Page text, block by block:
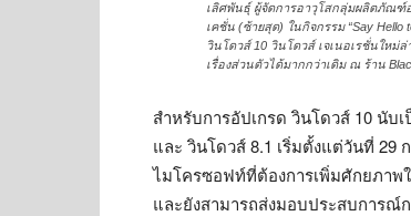
เลิศพันธุ์ ผู้จัดการอาวุโสกลุ่มผลิตภัณ
เคชั่น (ซ้ายสุด) ในกิจกรรม “Say
วินโดวส์ 10 วินโดวส์ เจเนอเรชั่นใหม่
เรื่องส่วนตัวได้มากกว่าเดิม ณ ร้าน
สำหรับการอัปเกรด วินโดวส์ 10 นับ
และ วินโดวส์ 8.1 เริ่มตั้งแต่วันที่ 29
ไมโครซอฟท์ที่ต้องการเพิ่มศักยภา
และยังสามารถส่งมอบประสบการณ์